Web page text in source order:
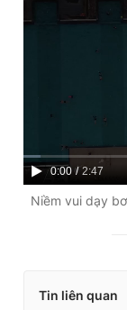
C
u
0:00 / D
u
2:47
Niềm vui dạy
Tin liên quan